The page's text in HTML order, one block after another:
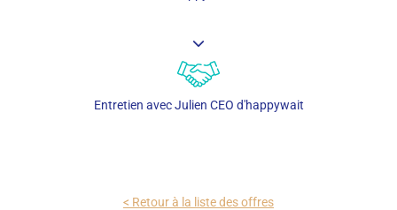
Entretien avec Julien CEO d'happywait
< Retour à la liste des offres